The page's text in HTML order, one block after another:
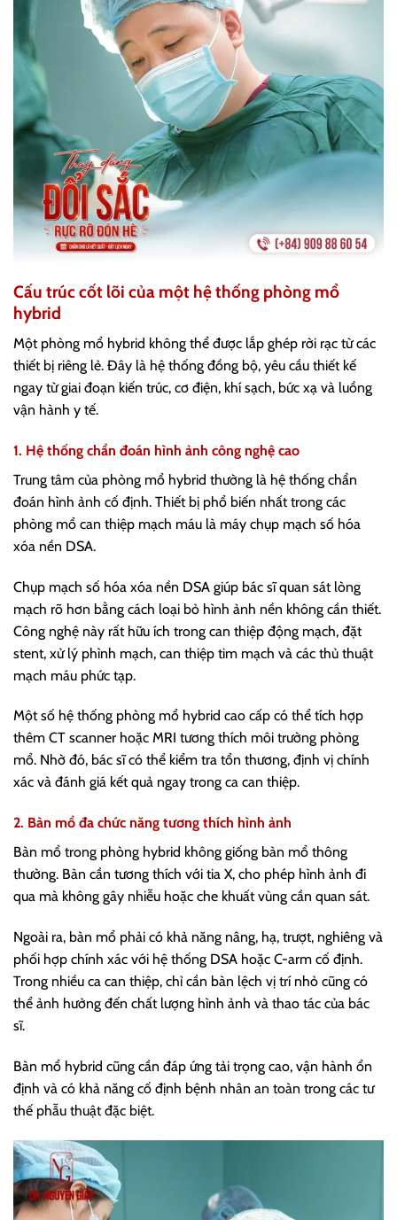
Cấu trúc cốt lõi của một hệ thống phòng mổ
hybrid
Một phòng mổ hybrid không thể được lắp ghép rời rạc từ các
thiết bị riêng lẻ. Đây là hệ thống đồng bộ, yêu cầu thiết kế
ngay từ giai đoạn kiến trúc, cơ điện, khí sạch, bức xạ và luồng
vận hành y tế.
1. Hệ thống chẩn đoán hình ảnh công nghệ cao
Trung tâm của phòng mổ hybrid thường là hệ thống chẩn
đoán hình ảnh cố định. Thiết bị phổ biến nhất trong các
phòng mổ can thiệp mạch máu là máy chụp mạch số hóa
xóa nền DSA.
Chụp mạch số hóa xóa nền DSA giúp bác sĩ quan sát lòng
mạch rõ hơn bằng cách loại bỏ hình ảnh nền không cần thiết.
Công nghệ này rất hữu ích trong can thiệp động mạch, đặt
stent, xử lý phình mạch, can thiệp tim mạch và các thủ thuật
mạch máu phức tạp.
Một số hệ thống phòng mổ hybrid cao cấp có thể tích hợp
thêm CT scanner hoặc MRI tương thích môi trường phòng
mổ. Nhờ đó, bác sĩ có thể kiểm tra tổn thương, định vị chính
xác và đánh giá kết quả ngay trong ca can thiệp.
2. Bàn mổ đa chức năng tương thích hình ảnh
Bàn mổ trong phòng hybrid không giống bàn mổ thông
thường. Bàn cần tương thích với tia X, cho phép hình ảnh đi
qua mà không gây nhiễu hoặc che khuất vùng cần quan sát.
Ngoài ra, bàn mổ phải có khả năng nâng, hạ, trượt, nghiêng và
phối hợp chính xác với hệ thống DSA hoặc C-arm cố định.
Trong nhiều ca can thiệp, chỉ cần bàn lệch vị trí nhỏ cũng có
thể ảnh hưởng đến chất lượng hình ảnh và thao tác của bác
sĩ.
Bàn mổ hybrid cũng cần đáp ứng tải trọng cao, vận hành ổn
định và có khả năng cố định bệnh nhân an toàn trong các tư
thế phẫu thuật đặc biệt.